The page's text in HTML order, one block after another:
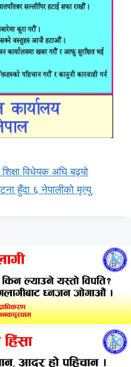
विधेयक अघि बढ्यो
हुँदा ६ नेपालीको मृत्यु